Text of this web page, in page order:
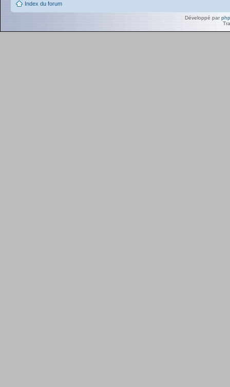
Index du forum
Développé par